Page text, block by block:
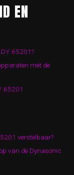
EN
65201?
met de
65201
verstelbaar?
van de Dynasonic